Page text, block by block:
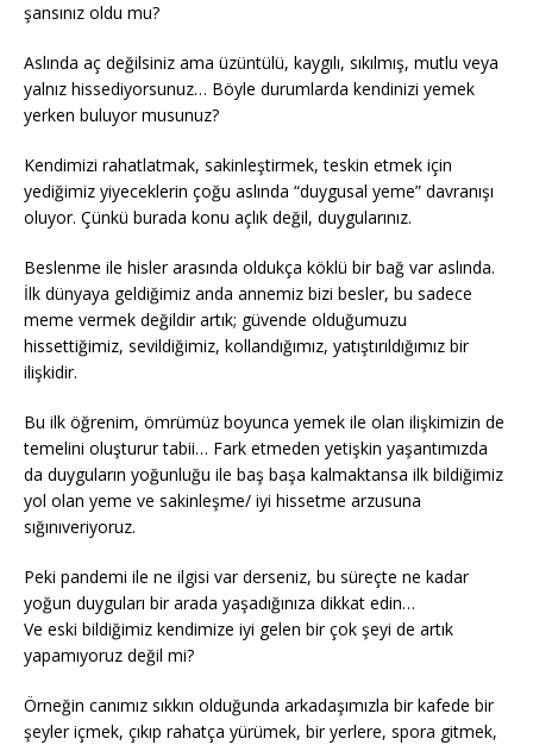
şansınız oldu mu?
Aslında aç değilsiniz ama üzüntülü, kaygılı, sıkılmış, mutlu veya
yalnız hissediyorsunuz… Böyle durumlarda kendinizi yemek
yerken buluyor musunuz?
Kendimizi rahatlatmak, sakinleştirmek, teskin etmek için
yediğimiz yiyeceklerin çoğu aslında “duygusal yeme” davranışı
oluyor. Çünkü burada konu açlık değil, duygularınız.
Beslenme ile hisler arasında oldukça köklü bir bağ var aslında.
İlk dünyaya geldiğimiz anda annemiz bizi besler, bu sadece
meme vermek değildir artık; güvende olduğumuzu
hissettiğimiz, sevildiğimiz, kollandığımız, yatıştırıldığımız bir
ilişkidir.
Bu ilk öğrenim, ömrümüz boyunca yemek ile olan ilişkimizin de
temelini oluşturur tabii… Fark etmeden yetişkin yaşantımızda
da duyguların yoğunluğu ile baş başa kalmaktansa ilk bildiğimiz
yol olan yeme ve sakinleşme/ iyi hissetme arzusuna
sığınıveriyoruz.
Peki pandemi ile ne ilgisi var derseniz, bu süreçte ne kadar
yoğun duyguları bir arada yaşadığınıza dikkat edin…
Ve eski bildiğimiz kendimize iyi gelen bir çok şeyi de artık
yapamıyoruz değil mi?
Örneğin canımız sıkkın olduğunda arkadaşımızla bir kafede bir
şeyler içmek, çıkıp rahatça yürümek, bir yerlere, spora gitmek,